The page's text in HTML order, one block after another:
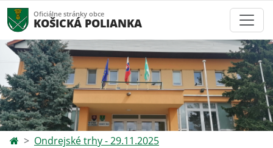
Oficiálne stránky obce
KOŠICKÁ POLIANKA
Ondrejské trhy - 29.11.2025